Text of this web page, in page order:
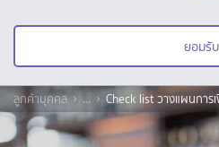
ยอมรับ
ลูกค้าบุคคล ... Check list วางแผนการ